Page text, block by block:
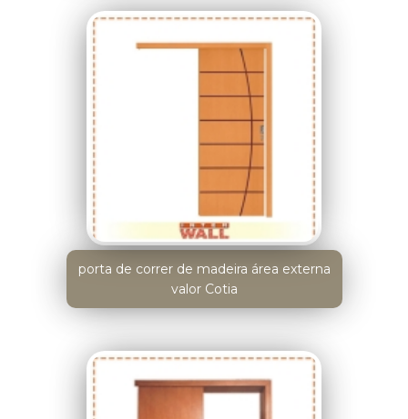
porta de correr de madeira área externa
valor Cotia